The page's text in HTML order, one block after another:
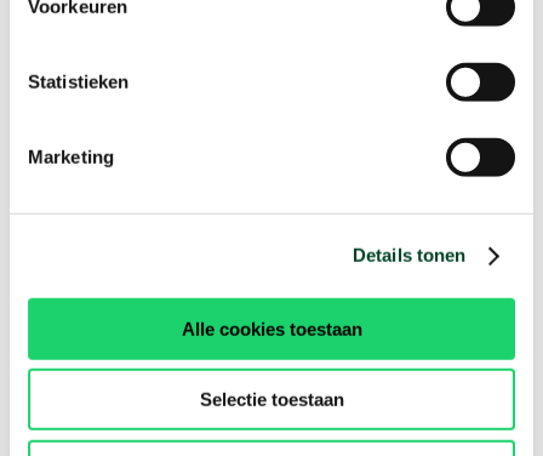
Voorkeuren
Statistieken
Marketing
Details tonen
Alle cookies toestaan
Selectie toestaan